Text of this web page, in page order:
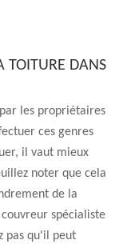
TOITURE DANS
les propriétaires
ces genres
il vaut mieux
noter que cela
de la
spécialiste
pas qu'il peut